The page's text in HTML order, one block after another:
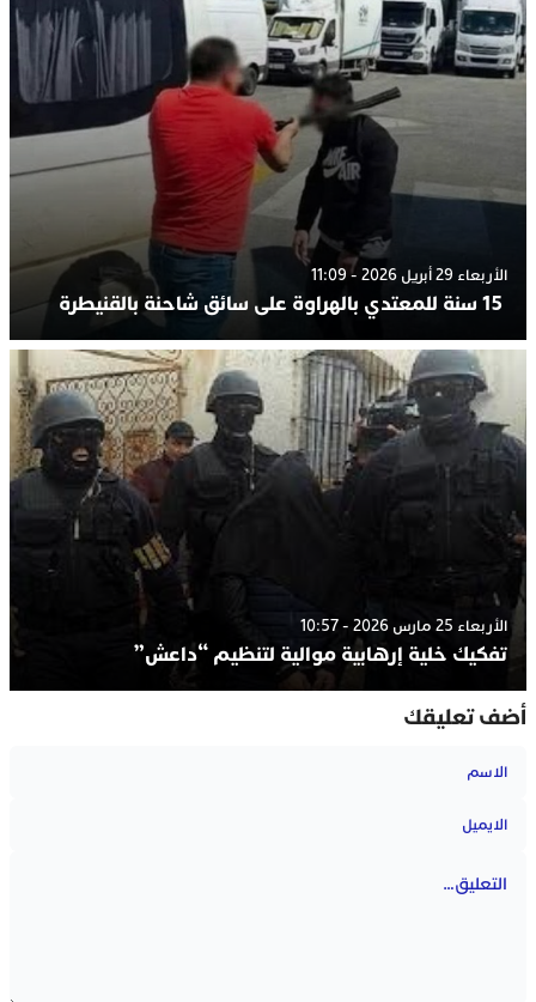
الأربعاء 29 أبريل 2026 - 11:09
الأربعاء 25 مارس 2026 - 10:57
تفكيك خلية إرهابية موالية لتنظيم “داعش”
أضف تعليقك